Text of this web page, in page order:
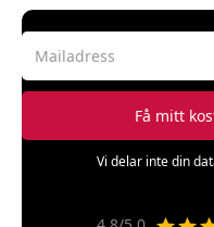
Vi delar inte din